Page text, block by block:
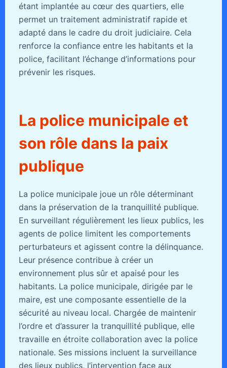
étant implantée au cœur des quartiers, elle
permet un traitement administratif rapide et
adapté dans le cadre du droit judiciaire. Cela
renforce la confiance entre les habitants et la
police, facilitant l’échange d’informations pour
prévenir les risques.
La police municipale et
son rôle dans la paix
publique
La police municipale joue un rôle déterminant
dans la préservation de la tranquillité publique.
En surveillant régulièrement les lieux publics, les
agents de police limitent les comportements
perturbateurs et agissent contre la délinquance.
Leur présence contribue à créer un
environnement plus sûr et apaisé pour les
habitants. La police municipale, dirigée par le
maire, est une composante essentielle de la
sécurité au niveau local. Chargée de maintenir
l’ordre et d’assurer la tranquillité publique, elle
travaille en étroite collaboration avec la police
nationale. Ses missions incluent la surveillance
des lieux publics, l’intervention face aux